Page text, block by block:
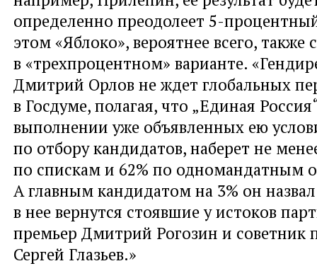
определенно преодолеет 5-
этом «Яблоко», вероятнее всего, также
в «трехпроцентном» варианте.
Дмитрий Орлов не ждет глобальных
в Госдуме, полагая, что „Единая
выполнении уже объявленных ею
по отбору кандидатов, наберет не
по спискам и 62% по одномандатным
А главным кандидатом на 3% он
в нее вернутся стоявшие у истоков
премьер Дмитрий Рогозин и советник
Сергей Глазьев.»